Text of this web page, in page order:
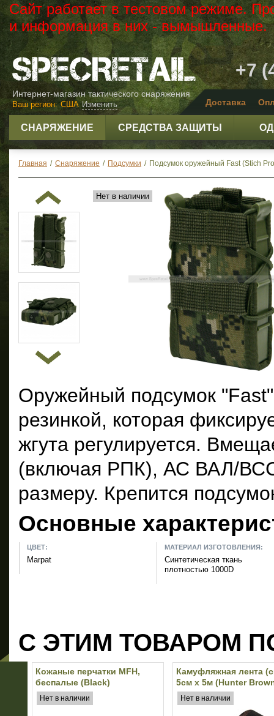
Сайт работает в тестовом режиме.
и информация в них - вымышленные.
Интернет-магазин тактического снаряжения
+7
Доставка
Изменить
Ваш регион: США
СНАРЯЖЕНИЕ СРЕДСТВА ЗАЩИТЫ
Главная / Снаряжение / Подсумки / Подсумок оружейный Fast (Stich
Нет в наличии
Оружейный подсумок
резинкой, которая
жгута регулируется.
(включая РПК), АС ВАЛ/
размеру. Крепится
Основные
ЦВЕТ:
Marpat
МАТЕРИАЛ ИЗГОТОВЛЕНИЯ:
Синтетическая ткань
плотностью 1000D
С ЭТИМ ТОВАРОМ
Кожаные перчатки MFH,
беспалые (Black)
Нет в наличии
Камуфляжная лента
5см х 5м (Hunter
Нет в наличии